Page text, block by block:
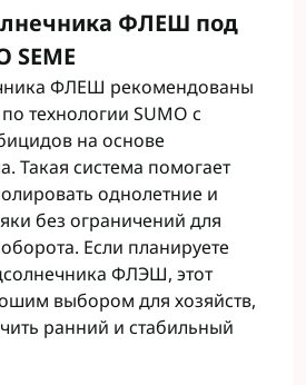
ФЛЕШ под
SEME
ФЛЕШ рекомендованы
технологии SUMO с
на основе
Такая система помогает
однолетние и
без ограничений для
Если планируете
ФЛЭШ, этот
выбором для хозяйств,
ранний и стабильный